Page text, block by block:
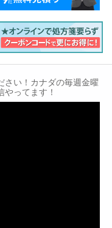
さい！カナダの毎週金曜
やってます！